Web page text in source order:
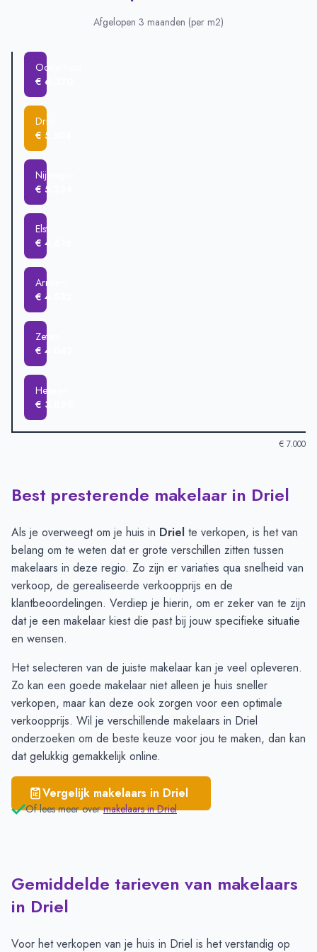
€ 558.125
Nijmegen
Arnhem
Zetten
Oosterhout
Afgelopen 3 maanden (per m2)
Oosterhout
€ 6.370
Driel
€ 5.504
Nijmegen
€ 5.334
Elst
€ 4.616
Arnhem
€ 4.532
Zetten
€ 4.042
Heteren
€ 3.898
€ 7.000
Verkoopprijzen in andere plaatsen per m2-Afgelopen 3
Plaats
Oosterhout
€ 6.370
Driel
€ 5.504
Nijmegen
€ 5.334
Elst
€ 4.616
Arnhem
€ 4.532
Zetten
€ 4.042
Heteren
Best presterende makelaar in Driel
Als je overweegt om je huis in Driel te verkopen, is het van
belang om te weten dat er grote verschillen zitten tussen
makelaars in deze regio. Zo zijn er variaties qua snelheid van
verkoop, de gerealiseerde verkoopprijs en de
klantbeoordelingen. Verdiep je hierin, om er zeker van te zijn
dat je een makelaar kiest die past bij jouw specifieke situatie
en wensen.
Het selecteren van de juiste makelaar kan je veel opleveren.
Zo kan een goede makelaar niet alleen je huis sneller
verkopen, maar kan deze ook zorgen voor een optimale
verkoopprijs. Wil je verschillende makelaars in Driel
onderzoeken om de beste keuze voor jou te maken, dan kan
dat gelukkig gemakkelijk online.
Vergelijk makelaars in Driel
Of lees meer over makelaars inDriel
Gemiddelde tarieven van makelaars
in Driel
Voor het verkopen van je huis in Driel is het verstandig op